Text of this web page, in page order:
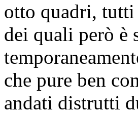
otto quadri,
dei quali però è
che pure ben
andati distrutti